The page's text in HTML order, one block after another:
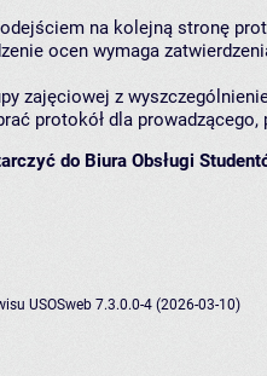
na kolejną stronę
ocen wymaga
zajęciowej z
protokół dla
do Biura Obsługi
USOSweb 7.3.0.0-4 (2026-03-10)